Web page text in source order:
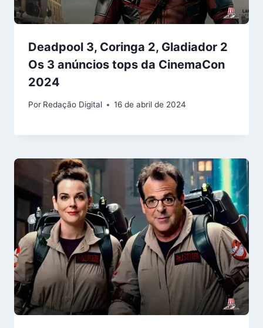
Deadpool 3, Coringa 2, Gladiador 2
Os 3 anúncios tops da CinemaCon
2024
Por Redação Digital 16 de abril de 2024